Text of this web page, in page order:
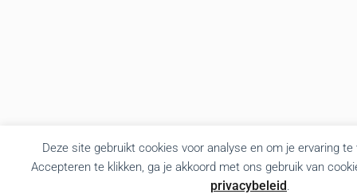
Deze site gebruikt cookies voor analyse en om je ervaring
Accepteren te klikken, ga je akkoord met ons gebruik van
privacybeleid.